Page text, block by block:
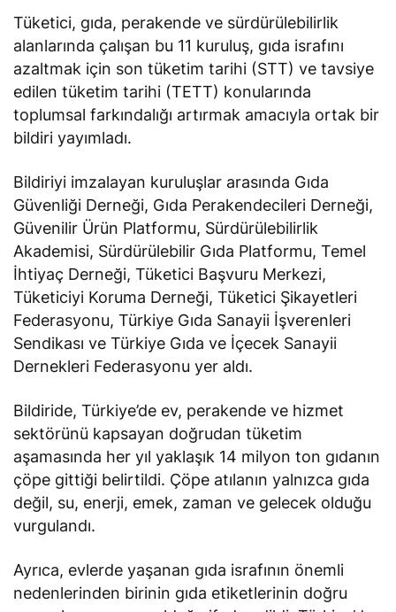
Tüketici, gıda, perakende ve sürdürülebilirlik
alanlarında çalışan bu 11 kuruluş, gıda israfını
azaltmak için son tüketim tarihi (STT) ve tavsiye
edilen tüketim tarihi (TETT) konularında
toplumsal farkındalığı artırmak amacıyla ortak bir
bildiri yayımladı.
Bildiriyi imzalayan kuruluşlar arasında Gıda
Güvenliği Derneği, Gıda Perakendecileri Derneği,
Güvenilir Ürün Platformu, Sürdürülebilirlik
Akademisi, Sürdürülebilir Gıda Platformu, Temel
İhtiyaç Derneği, Tüketici Başvuru Merkezi,
Tüketiciyi Koruma Derneği, Tüketici Şikayetleri
Federasyonu, Türkiye Gıda Sanayii İşverenleri
Sendikası ve Türkiye Gıda ve İçecek Sanayii
Dernekleri Federasyonu yer aldı.
Bildiride, Türkiye’de ev, perakende ve hizmet
sektörünü kapsayan doğrudan tüketim
aşamasında her yıl yaklaşık 14 milyon ton gıdanın
çöpe gittiği belirtildi. Çöpe atılanın yalnızca gıda
değil, su, enerji, emek, zaman ve gelecek olduğu
vurgulandı.
Ayrıca, evlerde yaşanan gıda israfının önemli
nedenlerinden birinin gıda etiketlerinin doğru